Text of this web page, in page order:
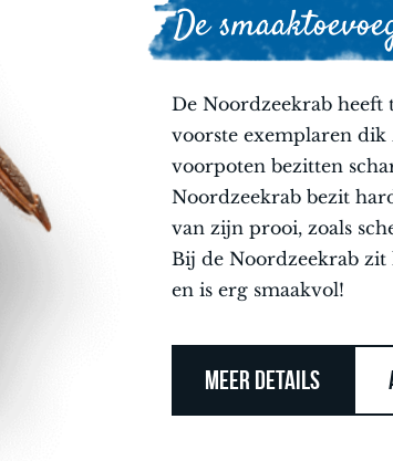
De
De Noordzeekrab heeft
voorste exemplaren dik
voorpoten bezitten
Noordzeekrab bezit
van zijn prooi, zoals
Bij de Noordzeekrab zit
en is erg smaakvol!
MEER DETAILS